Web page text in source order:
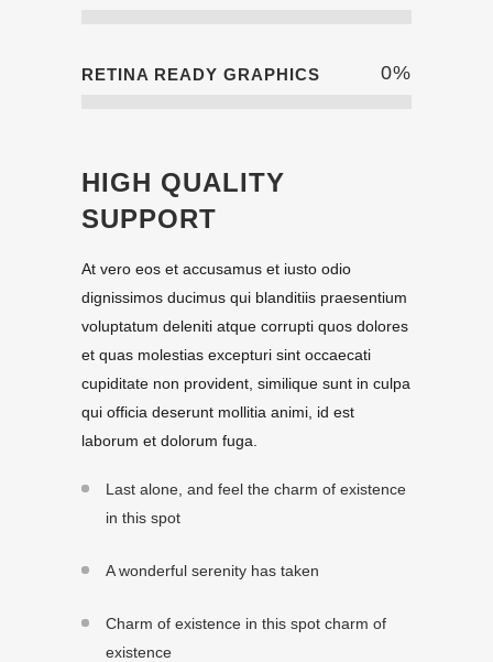
RETINA READY GRAPHICS 0%
HIGH QUALITY
SUPPORT
At vero eos et accusamus et iusto odio
dignissimos ducimus qui blanditiis praesentium
voluptatum deleniti atque corrupti quos dolores
et quas molestias excepturi sint occaecati
cupiditate non provident, similique sunt in culpa
qui officia deserunt mollitia animi, id est
laborum et dolorum fuga.
Last alone, and feel the charm of existence
in this spot
A wonderful serenity has taken
Charm of existence in this spot charm of
existence